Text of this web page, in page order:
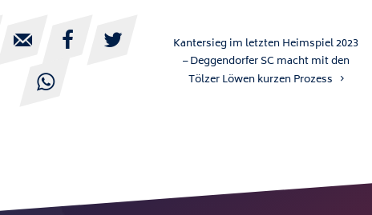
 


Kantersieg im letzten Heimspiel 2023
– Deggendorfer SC macht mit den
Tölzer Löwen kurzen Prozess